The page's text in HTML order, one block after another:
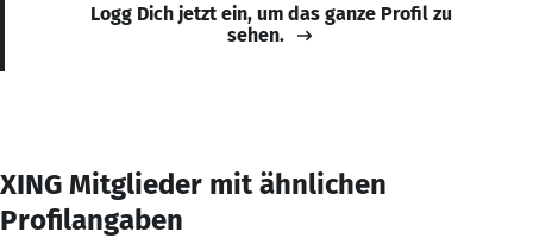
Logg Dich jetzt ein, um das ganze Profil zu
sehen.
XING Mitglieder mit ähnlichen
Profilangaben